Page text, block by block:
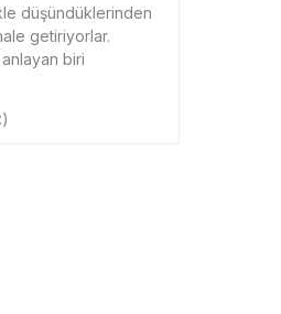
düşündüklerinden
getiriyorlar.
biri